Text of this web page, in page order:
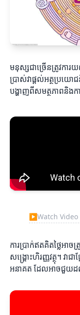
មនុស្សជាច្រើនត្រូវការ
ប្រាស់វាផ្តល់អត្ថប្រយោ
បង្ហាញពីសមត្ថភាពនិងកា
▶Watch Video
ការប្រាក់ឥតគិតថ្លៃអាច
សង្គ្រោះហិរញ្ញវត្ថុ។ វា
អនាគត ដែលអាចជួយដ